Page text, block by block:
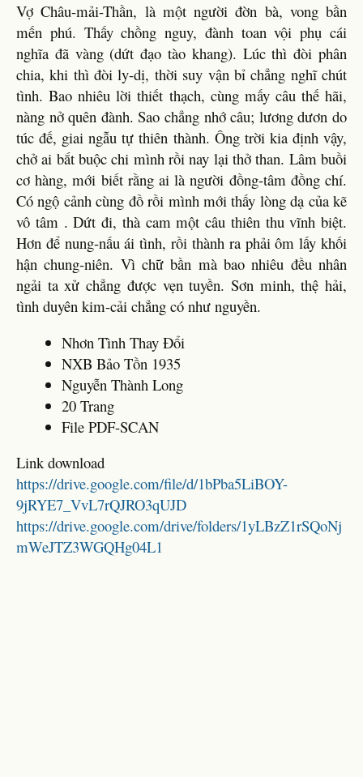
Vợ Châu-mải-Thần, là một người đờn bà, vong bần
mến phú. Thấy chồng nguy, đành toan vội phụ cái
nghĩa đã vàng (dứt đạo tào khang). Lúc thì đòi phân
chia, khi thì đòi ly-dị, thời suy vận bỉ chẳng nghĩ chút
tình. Bao nhiêu lời thiết thạch, cùng mấy câu thế hãi,
nàng nở quên đành. Sao chẳng nhớ câu; lương dươn do
túc đế, giai ngẫu tự thiên thành. Ông trời kia định vậy,
chở ai bắt buộc chi mình rồi nay lại thở than. Lâm buồi
cơ hàng, mới biết rằng ai là người đồng-tâm đồng chí.
Có ngộ cảnh cùng đồ rồi mình mới thấy lòng dạ của kẽ
vô tâm . Dứt đi, thà cam một câu thiên thu vĩnh biệt.
Hơn để nung-nấu ái tình, rồi thành ra phải ôm lấy khối
hận chung-niên. Vì chữ bần mà bao nhiêu đều nhân
ngải ta xử chẳng được vẹn tuyền. Sơn minh, thệ hải,
tình duyên kim-cải chẳng có như nguyền.
Nhơn Tình Thay Đổi
NXB Bảo Tồn 1935
Nguyễn Thành Long
20 Trang
File PDF-SCAN
Link download
https://drive.google.com/file/d/1bPba5LiBOY-
9jRYE7_VvL7rQJRO3qUJD
https://drive.google.com/drive/folders/1yLBzZ1rSQoNj
mWeJTZ3WGQHg04L1